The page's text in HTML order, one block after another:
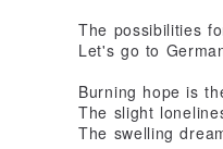
The possibilities
Let's go to
Burning hope is
The slight
The swelling